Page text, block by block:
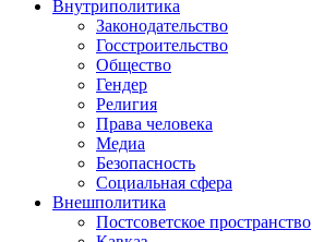
Внутриполитика
Законодательство
Госстроительство
Общество
Гендер
Религия
Права человека
Медиа
Безопасность
Социальная сфера
Внешполитика
Постсоветское пространство